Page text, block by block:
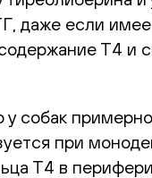
даже если
Т4 и
у собак
при
Т4 в